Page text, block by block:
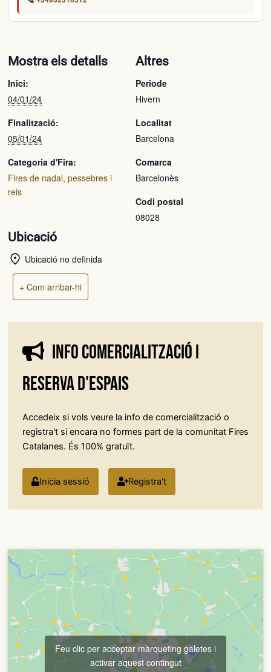
Mostra els detalls
Inici:
04/01/24
Finalització:
05/01/24
Categoria d'Fira:
Fires de nadal, pessebres i
reis
Ubicació
Ubicació no definida
+ Com arribar-hi
Altres
Periode
Hivern
Localitat
Barcelona
Comarca
Barcelonès
Codi postal
08028
Info comercialització i
reserva d'espais
Accedeix si vols veure la info de comercialització o
registra't si encara no formes part de la comunitat Fires
Catalanes. És 100% gratuït.
Inicia sessió Registra't
Feu clic per acceptar màrqueting galetes i
activar aquest contingut